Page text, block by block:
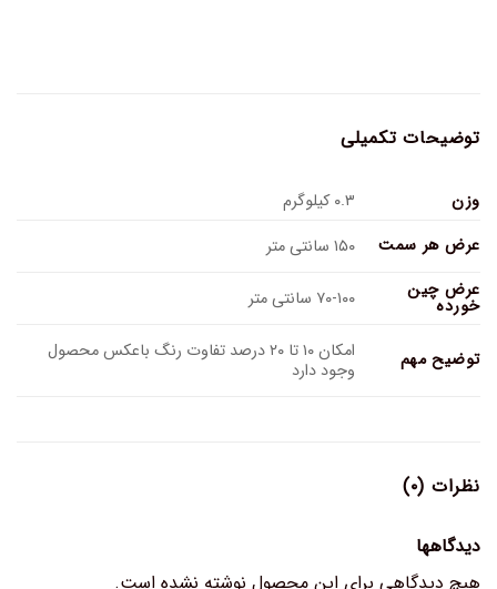
توضیحات تکمیلی
وزن
۰.۳ کیلوگرم
عرض هر سمت
۱۵۰ سانتی متر
عرض چین
خورده ۷۰-۱۰۰ سانتی متر
توضیح مهم امکان ۱۰ تا ۲۰ درصد تفاوت رنگ باعکس محصول
وجود دارد
نظرات (۰)
دیدگاهها
هیچ دیدگاهی برای این محصول نوشته نشده است.